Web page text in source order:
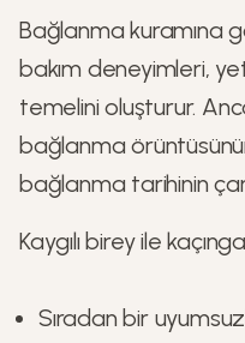
Bağlanma kuramına
bakım deneyimleri,
temelini oluşturur.
bağlanma
bağlanma tarihinin
Kaygılı birey ile
Sıradan bir